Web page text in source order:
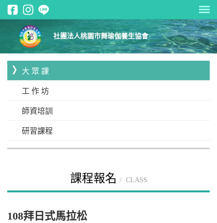
社團法人桃園市舞瑜伽養生協會
大 眾 課
工 作 坊
師資培訓
研習課程
課程報名 CLASS
108拜日式馬拉松